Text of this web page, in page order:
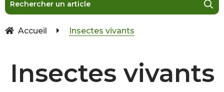
Accueil Insectes vivants
Insectes vivants